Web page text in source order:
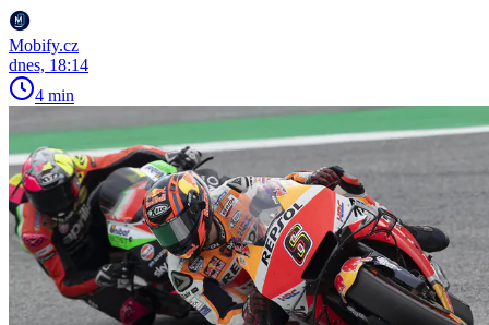
Mobify.cz
dnes, 18:14
4 min